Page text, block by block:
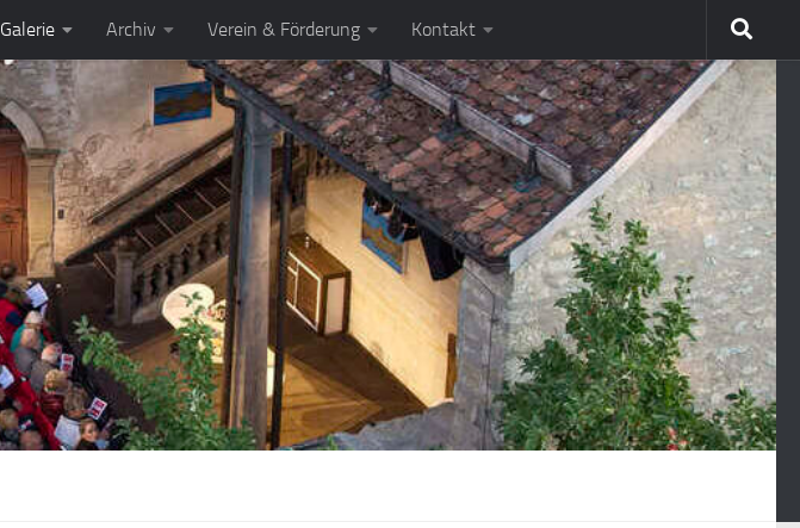
Galerie Archiv Verein & Förderung Kontakt